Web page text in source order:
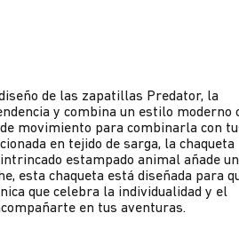
de las zapatillas Predator, la
y combina un estilo moderno
movimiento para combinarla con
en tejido de sarga, la chaqueta
estampado animal añade un
esta chaqueta está diseñada para
que celebra la individualidad y el
en tus aventuras.